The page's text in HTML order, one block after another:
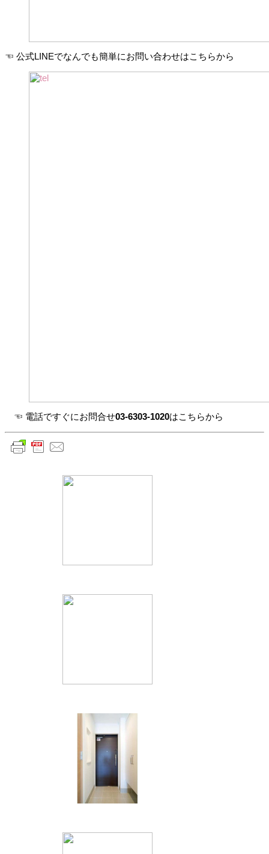
☜ 公式LINEでなんでも簡単にお問い合わせはこちらから
☜ 電話ですぐにお問合せ03-6303-1020はこちらから